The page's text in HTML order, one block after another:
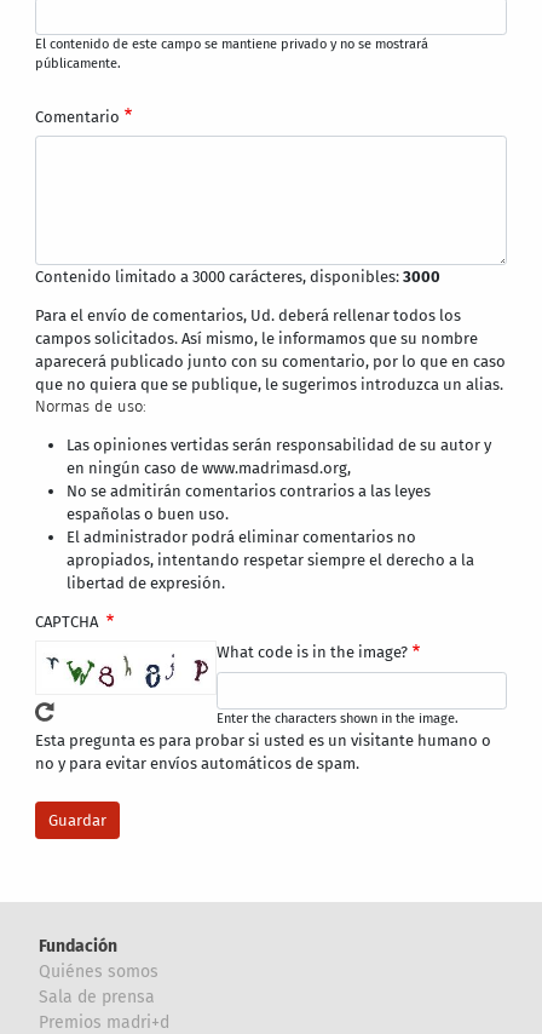
El contenido de este campo se mantiene privado y no se mostrará
públicamente.
Comentario
Contenido limitado a 3000 carácteres, disponibles:3000
Para el envío de comentarios, Ud. deberá rellenar todos los
campos solicitados. Así mismo, le informamos que su nombre
aparecerá publicado junto con su comentario, por lo que en caso
que no quiera que se publique, le sugerimos introduzca un alias.
Normas de uso:
Las opiniones vertidas serán responsabilidad de su autor y
en ningún caso de www.madrimasd.org,
No se admitirán comentarios contrarios a las leyes
españolas o buen uso.
El administrador podrá eliminar comentarios no
apropiados, intentando respetar siempre el derecho a la
libertad de expresión.
CAPTCHA
What code is in the image?
Enter the characters shown in the image.
Esta pregunta es para probar si usted es un visitante humano o
no y para evitar envíos automáticos de spam.
Fundación
Quiénes somos
Sala de prensa
Premios madri+d